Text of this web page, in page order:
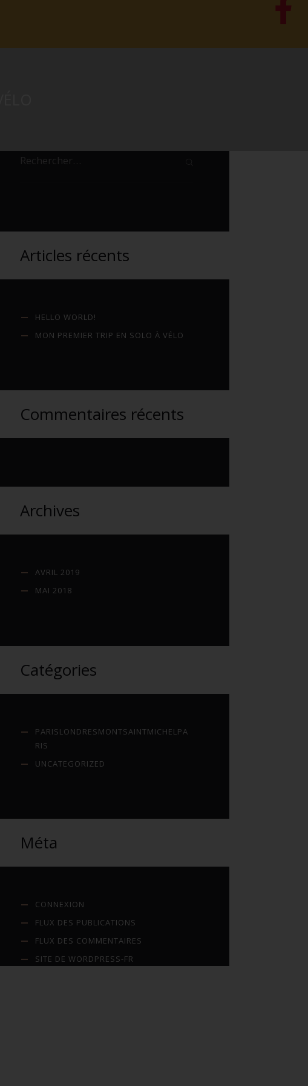
Articles récents
HELLO WORLD!
MON PREMIER TRIP EN SOLO À VÉLO
Commentaires récents
Archives
AVRIL 2019
MAI 2018
Catégories
PARISLONDRESMONTSAINTMICHELPA
RIS
UNCATEGORIZED
Méta
CONNEXION
FLUX DES PUBLICATIONS
FLUX DES COMMENTAIRES
SITE DE WORDPRESS-FR